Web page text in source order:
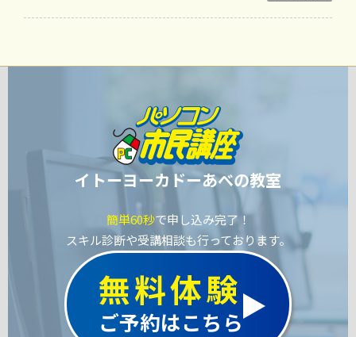
イトーヨーカドーあべの教室
簡単60秒で申し込み完了！
スキル診断や受講相談も行っております。
無料体験
ご予約はこちら